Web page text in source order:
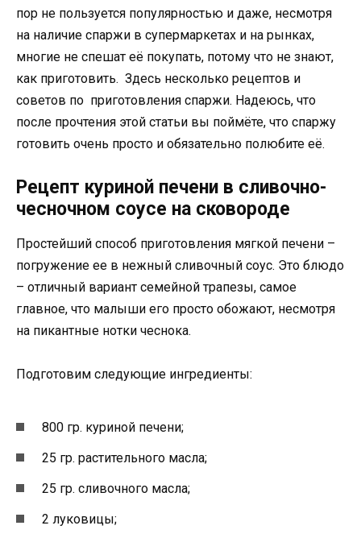
пор не пользуется популярностью и даже, несмотря
на наличие спаржи в супермаркетах и на рынках,
многие не спешат её покупать, потому что не знают,
как приготовить. Здесь несколько рецептов и
советов по приготовления спаржи. Надеюсь, что
после прочтения этой статьи вы поймёте, что спаржу
готовить очень просто и обязательно полюбите её.
Рецепт куриной печени в сливочно-
чесночном соусе на сковороде
Простейший способ приготовления мягкой печени –
погружение ее в нежный сливочный соус. Это блюдо
– отличный вариант семейной трапезы, самое
главное, что малыши его просто обожают, несмотря
на пикантные нотки чеснока.
Подготовим следующие ингредиенты:
800 гр. куриной печени;
25 гр. растительного масла;
25 гр. сливочного масла;
2 луковицы;